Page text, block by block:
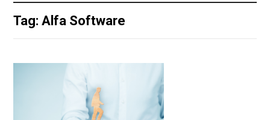
Tag: Alfa Software